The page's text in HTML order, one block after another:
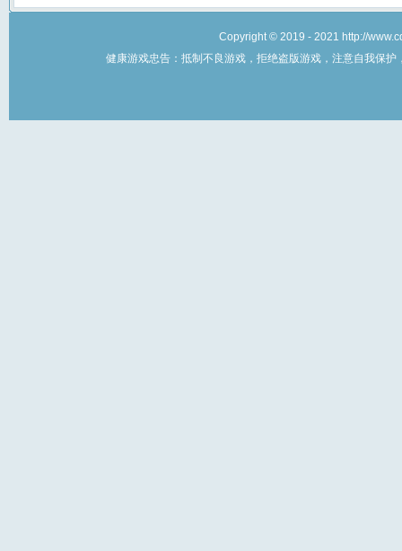
Copyright © 2019 - 2021 http://
健康游戏忠告：抵制不良游戏，拒绝盗版游戏，注意自我保